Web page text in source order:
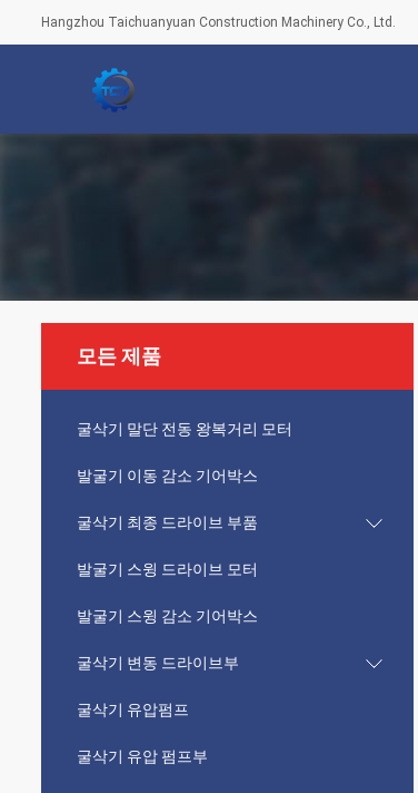
Hangzhou Taichuanyuan Construction Machinery Co., Ltd.
모든 제품
굴삭기 말단 전동 왕복거리 모터
발굴기 이동 감소 기어박스
굴삭기 최종 드라이브 부품
발굴기 스윙 드라이브 모터
발굴기 스윙 감소 기어박스
굴삭기 변동 드라이브부
굴삭기 유압펌프
굴삭기 유압 펌프부